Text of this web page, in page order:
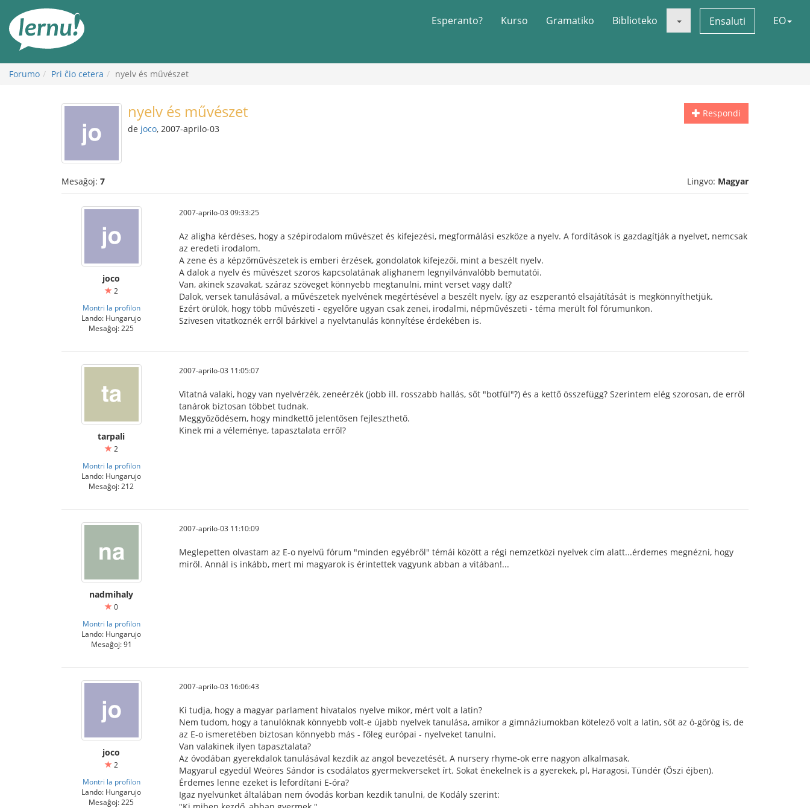
enhavo
Esperanto? Kurso Gramatiko Biblioteko Ensaluti EO
Forumo Pri ĉio cetera nyelv és művészet
Respondi
nyelv és művészet
de joco, 2007-aprilo-03
Mesaĝoj: 7 Lingvo: Magyar
joco
2
Montri la profilon
Lando: Hungarujo
Mesaĝoj: 225
2007-aprilo-03 09:33:25
Az aligha kérdéses, hogy a szépirodalom művészet és kifejezési, megformálási eszköze a nyelv. A fordítások is gazdagítják a nyelvet, nemcsak
az eredeti irodalom.
A zene és a képzőművészetek is emberi érzések, gondolatok kifejezői, mint a beszélt nyelv.
A dalok a nyelv és művészet szoros kapcsolatának alighanem legnyilvánvalóbb bemutatói.
Van, akinek szavakat, száraz szöveget könnyebb megtanulni, mint verset vagy dalt?
Dalok, versek tanulásával, a művészetek nyelvének megértésével a beszélt nyelv, így az eszperantó elsajátítását is megkönnyíthetjük.
Ezért örülök, hogy több művészeti - egyelőre ugyan csak zenei, irodalmi, népművészeti - téma merült föl fórumunkon.
Szivesen vitatkoznék erről bárkivel a nyelvtanulás könnyítése érdekében is.
tarpali
2
Montri la profilon
Lando: Hungarujo
Mesaĝoj: 212
2007-aprilo-03 11:05:07
Vitatná valaki, hogy van nyelvérzék, zeneérzék (jobb ill. rosszabb hallás, sőt "botfül"?) és a kettő összefügg? Szerintem elég szorosan, de erről
tanárok biztosan többet tudnak.
Meggyőződésem, hogy mindkettő jelentősen fejleszthető.
Kinek mi a véleménye, tapasztalata erről?
nadmihaly
0
Montri la profilon
Lando: Hungarujo
Mesaĝoj: 91
2007-aprilo-03 11:10:09
Meglepetten olvastam az E-o nyelvű fórum "minden egyébről" témái között a régi nemzetközi nyelvek cím alatt...érdemes megnézni, hogy
miről. Annál is inkább, mert mi magyarok is érintettek vagyunk abban a vitában!...
joco
2
Montri la profilon
Lando: Hungarujo
Mesaĝoj: 225
2007-aprilo-03 16:06:43
Ki tudja, hogy a magyar parlament hivatalos nyelve mikor, mért volt a latin?
Nem tudom, hogy a tanulóknak könnyebb volt-e újabb nyelvek tanulása, amikor a gimnáziumokban kötelező volt a latin, sőt az ó-görög is, de
az E-o ismeretében biztosan könnyebb más - főleg európai - nyelveket tanulni.
Van valakinek ilyen tapasztalata?
Az óvodában gyerekdalok tanulásával kezdik az angol bevezetését. A nursery rhyme-ok erre nagyon alkalmasak.
Magyarul egyedül Weöres Sándor is csodálatos gyermekverseket írt. Sokat énekelnek is a gyerekek, pl, Haragosi, Tündér (Őszi éjben).
Érdemes lenne ezeket is lefordítani E-óra?
Igaz nyelvünket általában nem óvodás korban kezdik tanulni, de Kodály szerint: